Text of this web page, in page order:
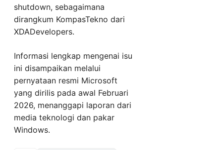
shutdown, sebagaimana
dirangkum KompasTekno dari
XDADevelopers.
Informasi lengkap mengenai isu
ini disampaikan melalui
pernyataan resmi Microsoft
yang dirilis pada awal Februari
2026, menanggapi laporan dari
media teknologi dan pakar
Windows.